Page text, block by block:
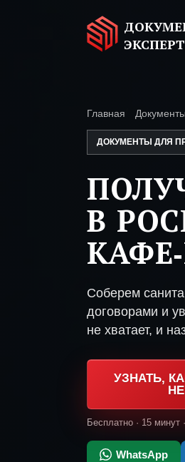
ЭКСПЕРТ
Главная
ДОКУМЕНТЫ ДЛЯ
В
Соберем
договорами и
не хватает, и
УЗНАТЬ,
Бесплатно · 15
WhatsApp